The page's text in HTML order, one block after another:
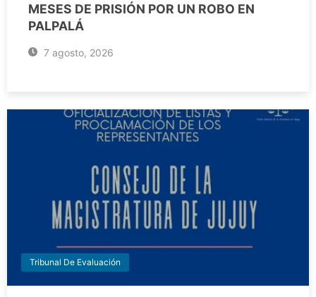
MESES DE PRISIÓN POR UN ROBO EN
PALPALÁ
7 agosto, 2026
Tribunal De Evaluación